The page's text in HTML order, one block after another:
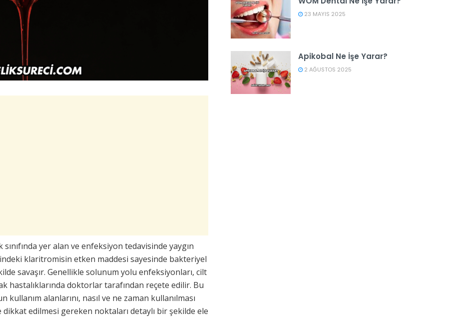
yer alan ve enfeksiyon tedavisinde yaygın
klaritromisin etken maddesi sayesinde bakteriyel
savaşır. Genellikle solunum yolu enfeksiyonları, cilt
hastalıklarında doktorlar tarafından reçete edilir. Bu
kullanım alanlarını, nasıl ve ne zaman kullanılması
edilmesi gereken noktaları detaylı bir şekilde ele
23 MAYIS 2025
Apikobal Ne İşe Yarar?
2 AĞUSTOS 2025